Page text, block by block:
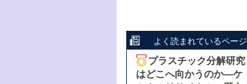
よく読まれているページ
プラスチック分解研究
はどこへ向かうのか―ケ